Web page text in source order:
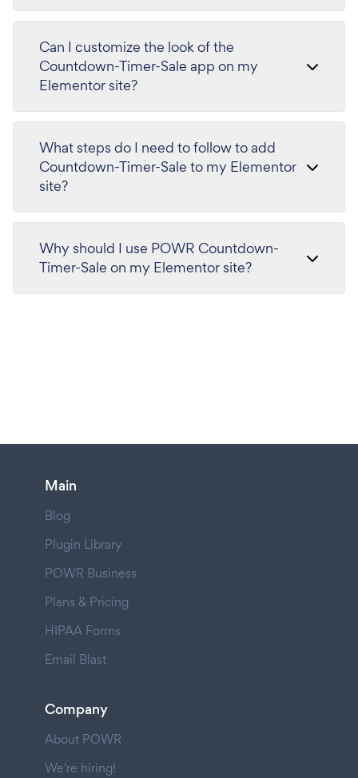
Can I customize the look of the
Countdown-Timer-Sale app on my
Elementor site?
What steps do I need to follow to add
Countdown-Timer-Sale to my Elementor
site?
Why should I use POWR Countdown-
Timer-Sale on my Elementor site?
Main
Blog
Plugin Library
POWR Business
Plans & Pricing
HIPAA Forms
Email Blast
Company
About POWR
We're hiring!